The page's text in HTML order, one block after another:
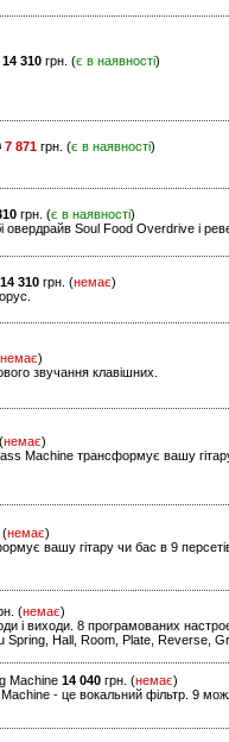
14 310 грн. (є в наявності)
7 871 грн. (є в наявності)
грн. (є в наявності)
овердрайв Soul Food Overdrive і
14 310 грн. (немає)
немає)
звучання клавішних.
немає)
Machine трансформує вашу
(немає)
вашу гітару чи бас в 9
(немає)
і виходи. 8 програмованих
Hall, Room, Plate, Reverse,
Machine 14 040 грн. (немає)
- це вокальний фільтр. 9